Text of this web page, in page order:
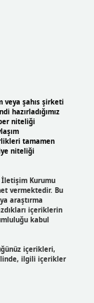
veya şahıs şirketi
hazırladığımız
niteliği
tamamen
niteliği
İletişim Kurumu
vermektedir. Bu
araştırma
içeriklerin
kabul
içerikleri,
ilgili içerikler